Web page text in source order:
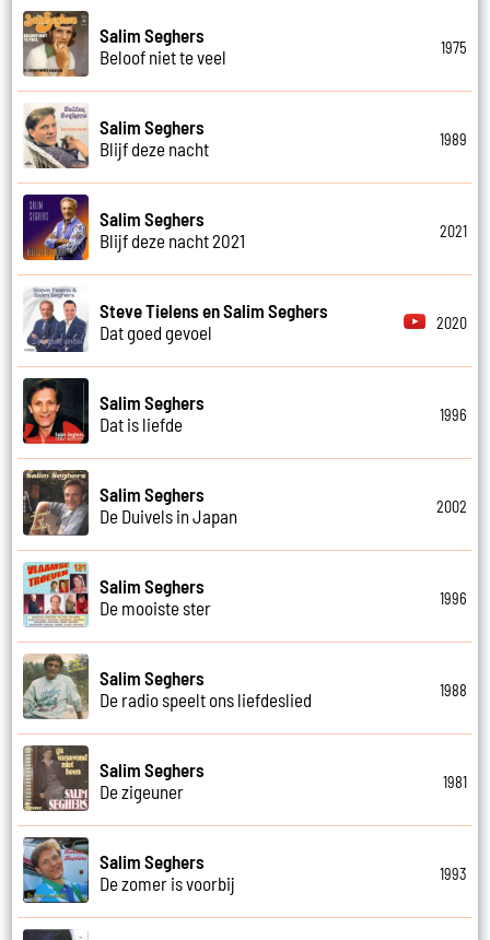
Salim Seghers
Beloof niet te veel
1975
Salim Seghers
Blijf deze nacht
1989
Salim Seghers
Blijf deze nacht 2021
2021
Steve Tielens en Salim Seghers
Dat goed gevoel
2020
Salim Seghers
Dat is liefde
1996
Salim Seghers
De Duivels in Japan
2002
Salim Seghers
De mooiste ster
1996
Salim Seghers
De radio speelt ons liefdeslied
1988
Salim Seghers
De zigeuner
1981
Salim Seghers
De zomer is voorbij
1993